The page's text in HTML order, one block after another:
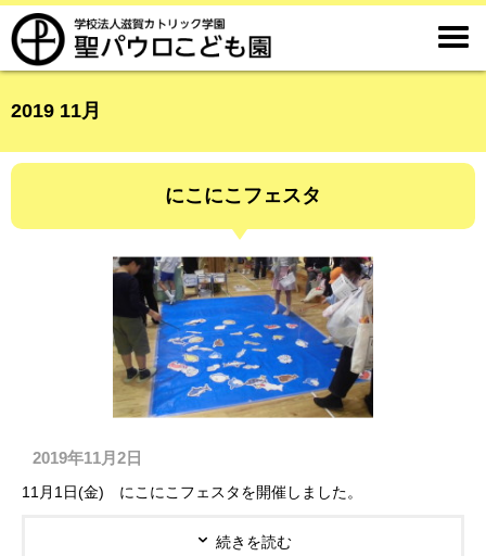

2019 11月
にこにこフェスタ
2019年11月2日
11月1日(金) にこにこフェスタを開催しました。
続きを読む